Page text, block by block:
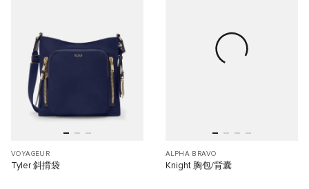
VOYAGEUR
Tyler 斜揹袋
ALPHA BRAVO
Knight 胸包/背囊